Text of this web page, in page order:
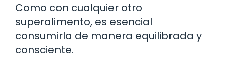
Como con cualquier otro
superalimento, es esencial
consumirla de manera equilibrada y
consciente.